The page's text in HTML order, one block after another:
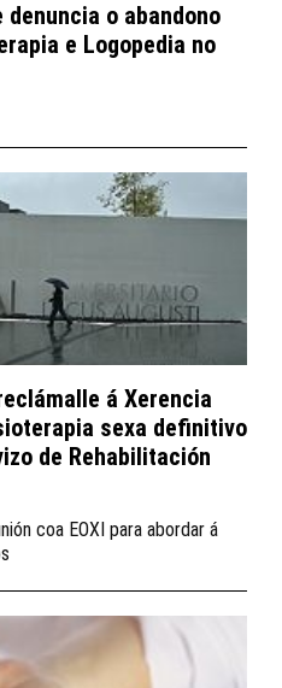
denuncia o abandono
e Logopedia no
á Xerencia
sexa definitivo
de Rehabilitación
coa EOXI para abordar á